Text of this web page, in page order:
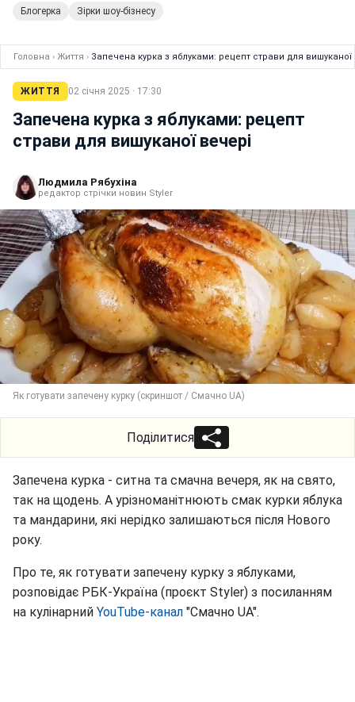
Блогерка Зірки шоу-бізнесу
Головна › Життя › Запечена курка з яблуками: рецепт страви для вишуканої
ЖИТТЯ 02 січня 2025 · 17:30
Запечена курка з яблуками: рецепт
страви для вишуканої вечері
Людмила Рябухіна
редактор стрічки новин Styler
Як готувати запечену курку (скриншот / Смачно UA)
Поділитися
Запечена курка - ситна та смачна вечеря, як на свято,
так на щодень. А урізноманітнюють смак курки яблука
та мандарини, які нерідко залишаються після Нового
року.
Про те, як готувати запечену курку з яблуками,
розповідає РБК-Україна (проєкт Styler) з посиланням
на кулінарний YouTube-канал "Смачно UA".